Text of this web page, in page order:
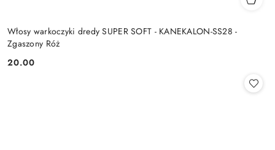
Włosy warkoczyki dredy SUPER SOFT - KANEKALON-SS28 -
Zgaszony Róż
Cena:
20.00